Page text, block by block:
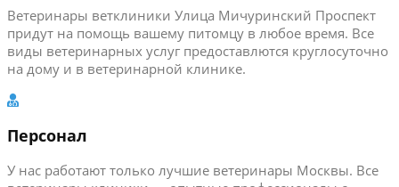
Ветеринары ветклиники Улица Мичуринский Проспект
придут на помощь вашему питомцу в любое время. Все
виды ветеринарных услуг предоставлются круглосуточно
на дому и в ветеринарной клинике.
Персонал
У нас работают только лучшие ветеринары Москвы. Все